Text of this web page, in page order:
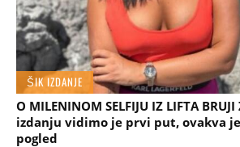
ŠIK IZDANJE
O MILENINOM SELFIJU IZ LIFTA
izdanju vidimo je prvi put, ovakva
pogled